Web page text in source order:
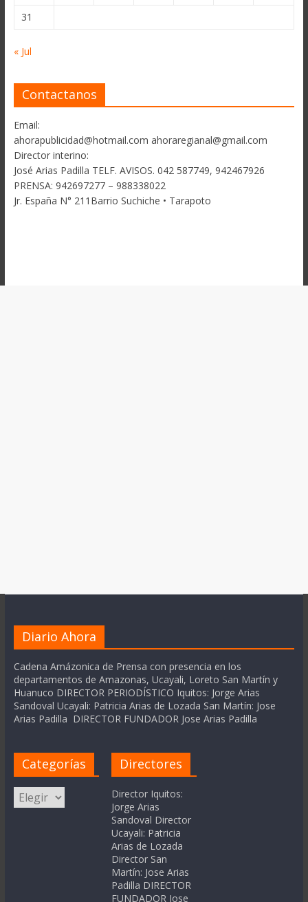
31
« Jul
Contactanos
Email:
ahorapublicidad@hotmail.com ahoraregianal@gmail.com
Director interino:
José Arias Padilla TELF. AVISOS. 042 587749, 942467926
PRENSA: 942697277 – 988338022
Jr. España N° 211Barrio Suchiche • Tarapoto
Diario Ahora
Cadena Amázonica de Prensa con presencia en los
departamentos de Amazonas, Ucayali, Loreto San Martín y
Huanuco DIRECTOR PERIODÍSTICO Iquitos: Jorge Arias
Sandoval Ucayali: Patricia Arias de Lozada San Martín: Jose
Arias Padilla DIRECTOR FUNDADOR Jose Arias Padilla
Categorías
Categorías
Directores
Director Iquitos:
Jorge Arias
Sandoval Director
Ucayali: Patricia
Arias de Lozada
Director San
Martín: Jose Arias
Padilla DIRECTOR
FUNDADOR Jose